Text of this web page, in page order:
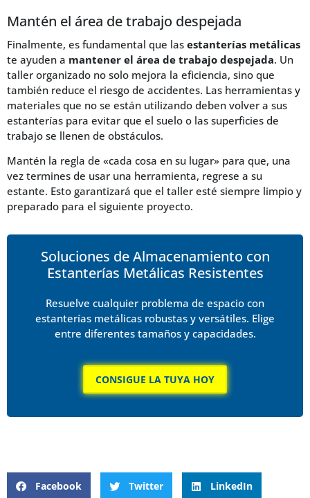
Mantén el área de trabajo despejada
Finalmente, es fundamental que las estanterías metálicas
te ayuden a mantener el área de trabajo despejada. Un
taller organizado no solo mejora la eficiencia, sino que
también reduce el riesgo de accidentes. Las herramientas y
materiales que no se están utilizando deben volver a sus
estanterías para evitar que el suelo o las superficies de
trabajo se llenen de obstáculos.
Mantén la regla de «cada cosa en su lugar» para que, una
vez termines de usar una herramienta, regrese a su
estante. Esto garantizará que el taller esté siempre limpio y
preparado para el siguiente proyecto.
Soluciones de Almacenamiento con
Estanterías Metálicas Resistentes
Resuelve cualquier problema de espacio con
estanterías metálicas robustas y versátiles. Elige
entre diferentes tamaños y capacidades.
CONSIGUE LA TUYA HOY
Facebook Twitter LinkedIn